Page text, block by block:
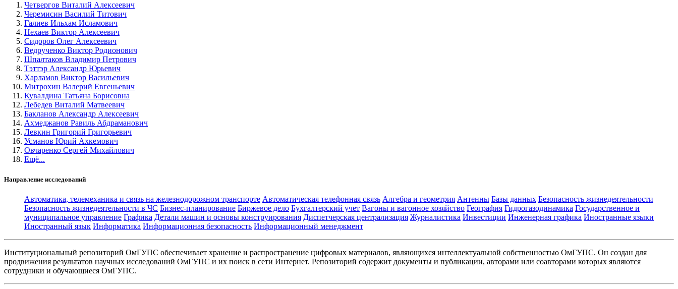
Четвергов Виталий Алексеевич
Черемисин Василий Титович
Галиев Ильхам Исламович
Нехаев Виктор Алексеевич
Сидоров Олег Алексеевич
Ведрученко Виктор Родионович
Шпалтаков Владимир Петрович
Тэттэр Александр Юрьевич
Харламов Виктор Васильевич
Митрохин Валерий Евгеньевич
Кувалдина Татьяна Борисовна
Лебедев Виталий Матвеевич
Бакланов Александр Алексеевич
Ахмеджанов Равиль Абдраманович
Левкин Григорий Григорьевич
Усманов Юрий Ахкемович
Овчаренко Сергей Михайлович
Ещё...
Направление исследований
Автоматика, телемеханика и связь на железнодорожном транспорте Автоматическая телефонная связь Алгебра и геометрия Антенны Базы данных Безопасность жизнедеятельности
Безопасность жизнедеятельности в ЧС Бизнес-планирование Биржевое дело Бухгалтерский учет Вагоны и вагонное хозяйство География Гидрогазодинамика Государственное и
муниципальное управление Графика Детали машин и основы конструирования Диспетчерская централизация Журналистика Инвестиции Инженерная графика Иностранные языки
Иностранный язык Информатика Информационная безопасность Информационный менеджмент
Институциональный репозиторий ОмГУПС обеспечивает хранение и распространение цифровых материалов, являющихся интеллектуальной собственностью ОмГУПС. Он создан для
продвижения результатов научных исследований ОмГУПС и их поиск в сети Интернет. Репозиторий содержит документы и публикации, авторами или соавторами которых являются
сотрудники и обучающиеся ОмГУПС.